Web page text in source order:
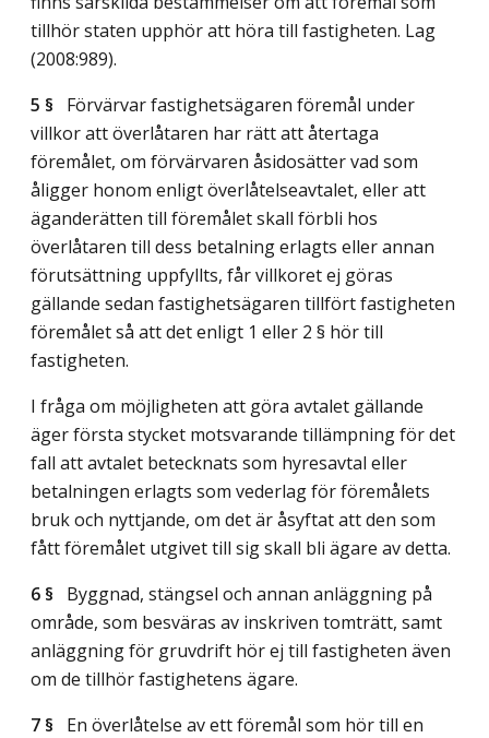
tillhör staten upphör att höra till fastigheten. Lag
(2008:989).
5 § Förvärvar fastighetsägaren föremål under
villkor att överlåtaren har rätt att återtaga
föremålet, om förvärvaren åsidosätter vad som
åligger honom enligt överlåtelseavtalet, eller att
äganderätten till föremålet skall förbli hos
överlåtaren till dess betalning erlagts eller annan
förutsättning uppfyllts, får villkoret ej göras
gällande sedan fastighetsägaren tillfört fastigheten
föremålet så att det enligt 1 eller 2 § hör till
fastigheten.
I fråga om möjligheten att göra avtalet gällande
äger första stycket motsvarande tillämpning för det
fall att avtalet betecknats som hyresavtal eller
betalningen erlagts som vederlag för föremålets
bruk och nyttjande, om det är åsyftat att den som
fått föremålet utgivet till sig skall bli ägare av detta.
6 § Byggnad, stängsel och annan anläggning på
område, som besväras av inskriven tomträtt, samt
anläggning för gruvdrift hör ej till fastigheten även
om de tillhör fastighetens ägare.
7 § En överlåtelse av ett föremål som hör till en